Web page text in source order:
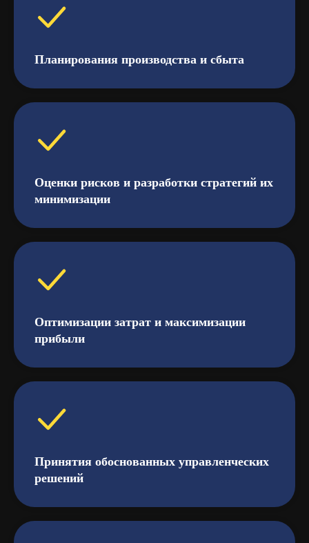
Планирования производства и сбыта
Оценки рисков и разработки стратегий их
минимизации
Оптимизации затрат и максимизации
прибыли
Принятия обоснованных управленческих
решений